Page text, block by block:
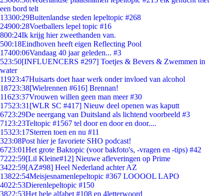
een bord telt
13300:29Buitenlandse steden lepeltopic #268
24900:28Voetballers lepel topic #16
800:24Ik krijg hier zweethanden van.
500:18Eindhoven heeft eigen Reflecting Pool
17400:06Vandaag 40 jaar geleden... #3
523:50[INFLUENCERS #297] Toetjes & Bevers & Zwemmen in
water
11923:47Huisarts doet haar werk onder invloed van alcohol
18723:38[Wielrennen #616] Brennan!
11623:37Vrouwen willen geen man meer #30
17523:31 [WLR SC #417] Nieuw deel openen was kaputt
6723:29De neergang van Duitsland als lichtend voorbeeld #3
71 23:23Teltopic #1567 tel door en door en door....
15323:17Sterren toen en nu #11
323:08Post hier je favoriete SHO podcast!
6723:01Het grote Baktopic (voor bakfoto's, -vragen en -tips) #42
7222:59[Lil Kleine#12] Nieuwe afleveringen op Prime
3422:59[AZ#98] Heel Nederland achter AZ
13822:54Meisjesnamenlepeltopic #367 LOOOOL LAPO
4022:53Dierenlepeltopic #150
3822:53Het hele alfabet #108 en 4letterwoord